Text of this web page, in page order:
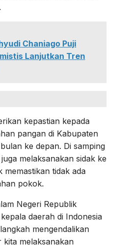
Chaniago Puji
Lanjutkan Tren
kepastian kepada
pangan di Kabupaten
ke depan. Di samping
melaksanakan sidak ke
tidak ada
pokok.
Negeri Republik
daerah di Indonesia
mengendalikan
kita melaksanakan